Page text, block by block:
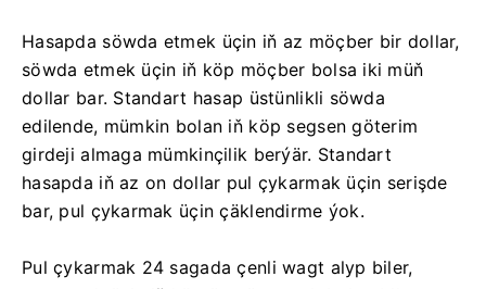
Hasapda söwda etmek üçin iň az möçber bir dollar,
söwda etmek üçin iň köp möçber bolsa iki müň
dollar bar. Standart hasap üstünlikli söwda
edilende, mümkin bolan iň köp segsen göterim
girdeji almaga mümkinçilik berýär. Standart
hasapda iň az on dollar pul çykarmak üçin serişde
bar, pul çykarmak üçin çäklendirme ýok.
Pul çykarmak 24 sagada çenli wagt alyp biler,